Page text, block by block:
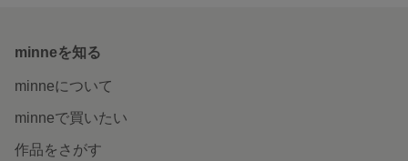
minneを知る
minneについて
minneで買いたい
作品をさがす